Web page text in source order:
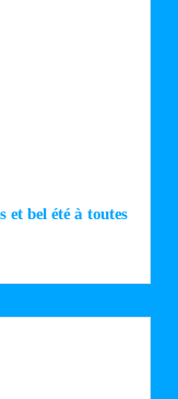
et bel été à toutes